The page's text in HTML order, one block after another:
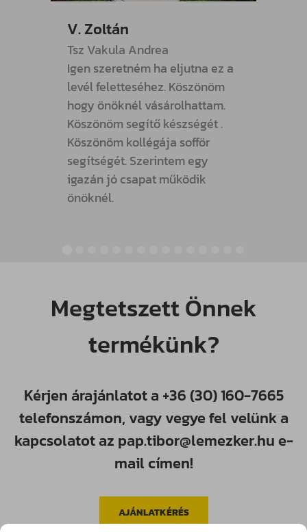
V. Zoltán
Tsz Vakula Andrea
Igen szeretném ha eljutna ez a
levél feletteséhez. Köszönöm
hogy önöknél vásárolhattam.
Köszönöm segítő készségét .
Köszönöm kollégája sofför
segítségét. Szerintem egy
igazán jó csapat működik
önöknél.
Megtetszett Önnek
termékünk?
Kérjen árajánlatot a +36 (30) 160-7665
telefonszámon, vagy vegye fel velünk a
kapcsolatot az pap.tibor@lemezker.hue-
mail címen!
AJÁNLATKÉRÉS